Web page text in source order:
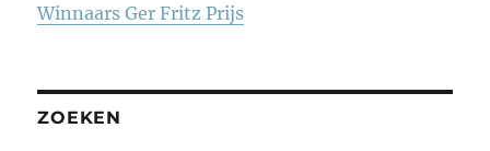
Winnaars Ger Fritz Prijs
ZOEKEN